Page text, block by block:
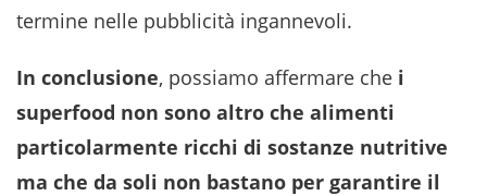
termine nelle pubblicità ingannevoli.
In conclusione, possiamo affermare che i
superfood non sono altro che alimenti
particolarmente ricchi di sostanze nutritive
ma che da soli non bastano per garantire il